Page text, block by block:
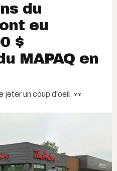
du
eu
$
MAPAQ en
jeter un coup d'oeil. 👀